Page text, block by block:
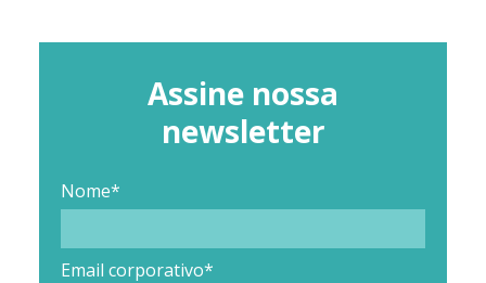
Assine nossa
newsletter
Nome*
Email corporativo*